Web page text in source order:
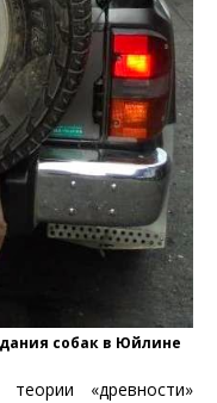
собак в Юйлине
«древности»